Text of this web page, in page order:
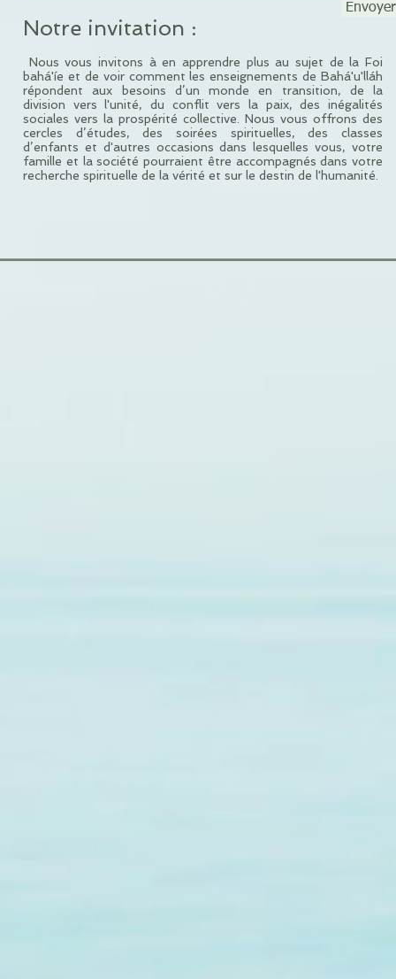
Notre invitation :
Nous vous invitons à en apprendre plus au sujet de la Foi
bahá'íe et de voir comment les enseignements de Bahá'u'lláh
répondent aux besoins d’un monde en transition, de la
division vers l'unité, du conflit vers la paix, des inégalités
sociales vers la prospérité collective. Nous vous offrons des
cercles d’études, des soirées spirituelles, des classes
d’enfants et d'autres occasions dans lesquelles vous, votre
famille et la société pourraient être accompagnés dans votre
recherche spirituelle de la vérité et sur le destin de l'humanité.
Envoyer